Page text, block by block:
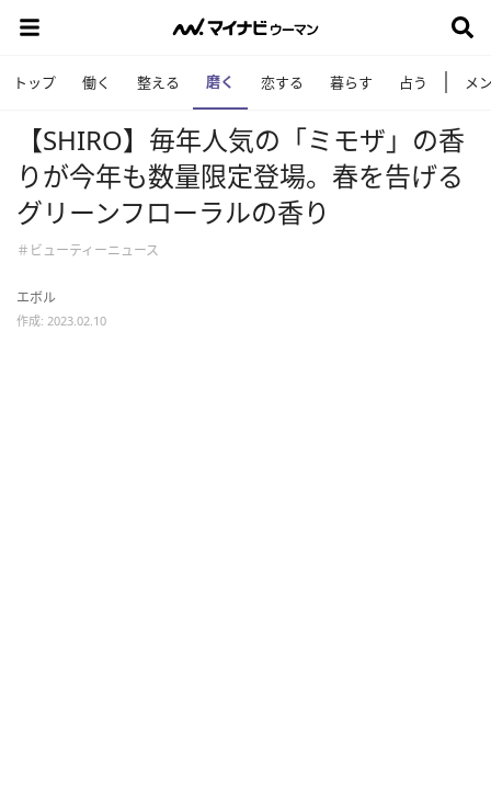
トップ 働く 整える 磨く 恋する 暮らす 占う メ
【SHIRO】毎年人気の「ミモザ」の香
りが今年も数量限定登場。春を告げる
グリーンフローラルの香り
＃ビューティーニュース
エボル
作成: 2023.02.10